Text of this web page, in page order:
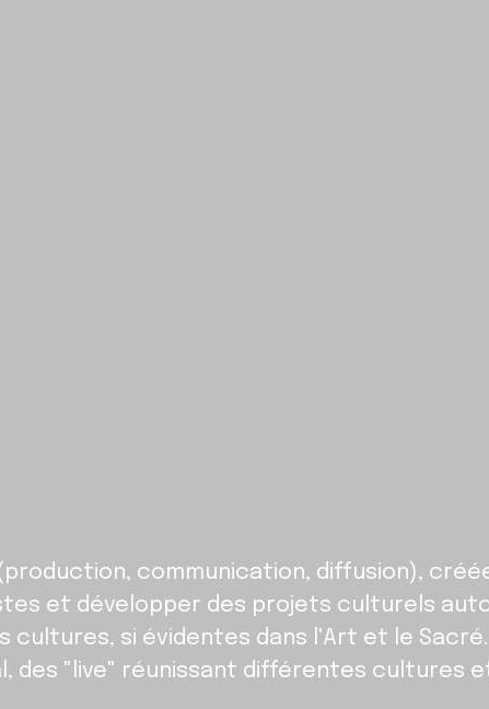
communication, diffusion), créée
et développer des projets culturels
cultures, si évidentes dans l'Art et le Sacré.
des "live" réunissant différentes cultures